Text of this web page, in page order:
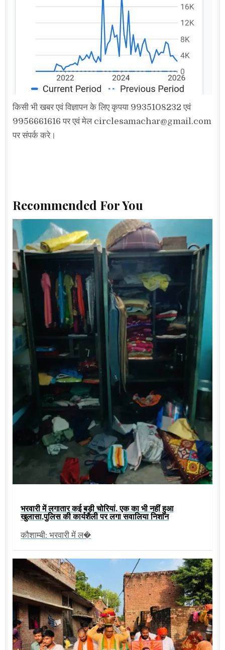
किसी भी खबर एवं विज्ञापन के लिए कृपया 9935108232 एवं
9956661616 पर एवं मेल circlesamachar@gmail.com
पर संपर्क करे।
Recommended For You
भरवारी में लगातार कई बड़ी चोरियां, एक का भी नहीं हुआ
खुलासा,पुलिस की कार्यशैली पर लगा सवालिया निशान
कौशाम्बी: भरवारी में ल�